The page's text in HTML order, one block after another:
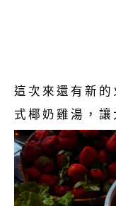
這次來還有新
式椰奶雞湯，讓